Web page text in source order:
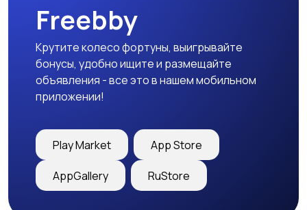
Freebby
Крутите колесо фортуны, выигрывайте
бонусы, удобно ищите и размещайте
объявления - все это в нашем мобильном
приложении!
Play Market App Store
AppGallery RuStore